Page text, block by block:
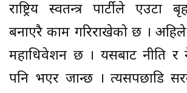
राष्ट्रिय स्वतन्त्र पार्टीले एउटा
बनाएरै काम गरिराखेको छ । अहिले
महाधिवेशन छ । यसबाट नीति र
पनि भएर जान्छ । त्यसपछाडि